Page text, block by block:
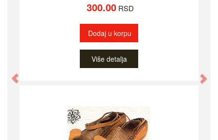
300.00 RSD
Dodaj u korpu
Više detalja